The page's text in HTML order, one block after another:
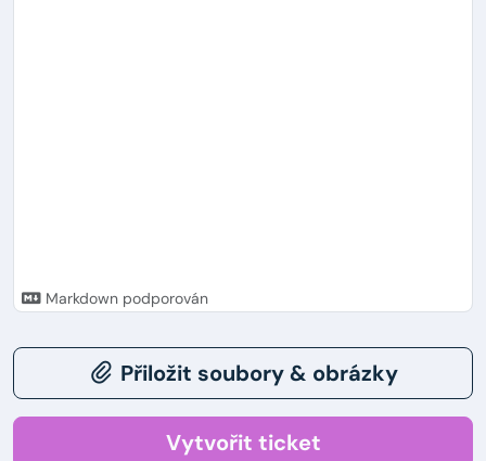
Markdown podporován
Přiložit soubory & obrázky
Vytvořit ticket